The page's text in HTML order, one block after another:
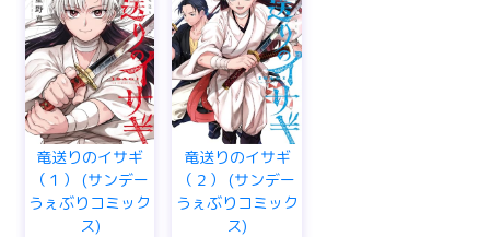
竜送りのイサギ
（１） (サンデー
うぇぶりコミック
ス)
竜送りのイサギ
（２） (サンデー
うぇぶりコミック
ス)